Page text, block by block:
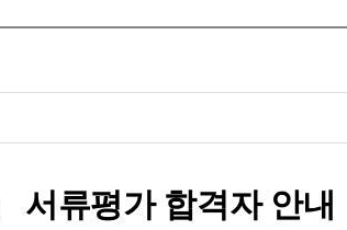
서류평가 합격자 안내